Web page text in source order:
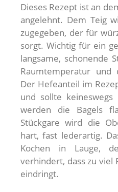
Dieses Rezept ist an
angelehnt. Dem Teig
zugegeben, der für
sorgt. Wichtig für ein
langsame, schonende
Raumtemperatur und
Der Hefeanteil im
und sollte
werden die Bagels
Stückgare wird die
hart, fast lederartig.
Kochen in Lauge,
verhindert, dass zu viel
eindringt.